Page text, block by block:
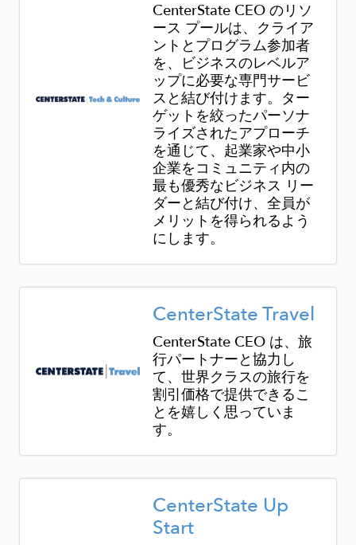
CenterState CEO のリソ
ース プールは、クライア
ントとプログラム参加者
を、ビジネスのレベルア
ップに必要な専門サービ
スと結び付けます。ター
ゲットを絞ったパーソナ
ライズされたアプローチ
を通じて、起業家や中小
企業をコミュニティ内の
最も優秀なビジネス リー
ダーと結び付け、全員が
メリットを得られるよう
にします。
Image
CenterState Travel
CenterState CEO は、旅
行パートナーと協力し
て、世界クラスの旅行を
割引価格で提供できるこ
とを嬉しく思っていま
す。
Image
CenterState Up
Start